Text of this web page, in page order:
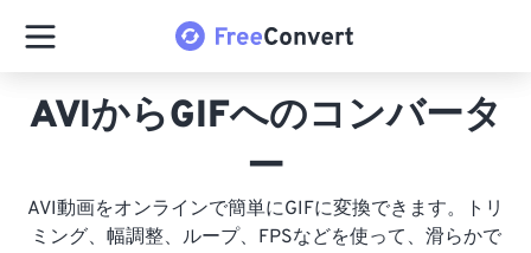
AVIからGIFへのコンバータ
ー
AVI動画をオンラインで簡単にGIFに変換できます。トリ
ミング、幅調整、ループ、FPSなどを使って、滑らかで